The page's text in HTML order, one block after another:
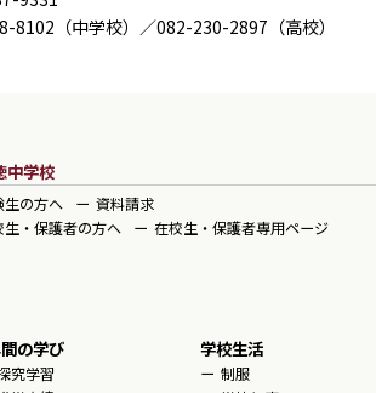
8102 （中学校）／082-230-2897 （高校）
中学校
生の方へ
資料請求
生・保護者の方へ
在校生・保護者専用ページ
の学び
究学習
学校生活
制服